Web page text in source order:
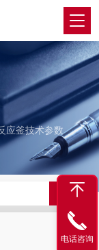
应釜技术参数
电话咨询